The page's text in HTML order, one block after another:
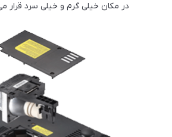
در مکان خیلی گرم و خیلی سرد قرار